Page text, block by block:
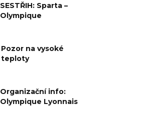
SESTŘIH: Sparta –
Olympique
Pozor na vysoké
teploty
Organizační info:
Olympique Lyonnais